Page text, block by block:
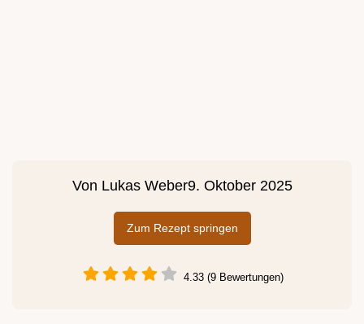
Von Lukas Weber9. Oktober 2025
Zum Rezept springen
4.33 (9 Bewertungen)